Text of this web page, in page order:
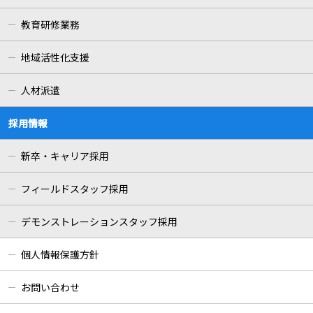
教育研修業務
地域活性化支援
人材派遣
採用情報
新卒・キャリア採用
フィールドスタッフ採用
デモンストレーションスタッフ採用
個人情報保護方針
お問い合わせ